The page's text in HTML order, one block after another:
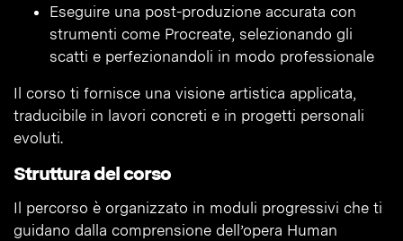
Eseguire una post-produzione accurata con
strumenti come Procreate, selezionando gli
scatti e perfezionandoli in modo professionale
Il corso ti fornisce una visione artistica applicata,
traducibile in lavori concreti e in progetti personali
evoluti.
Struttura del corso
Il percorso è organizzato in moduli progressivi che ti
guidano dalla comprensione dell’opera Human